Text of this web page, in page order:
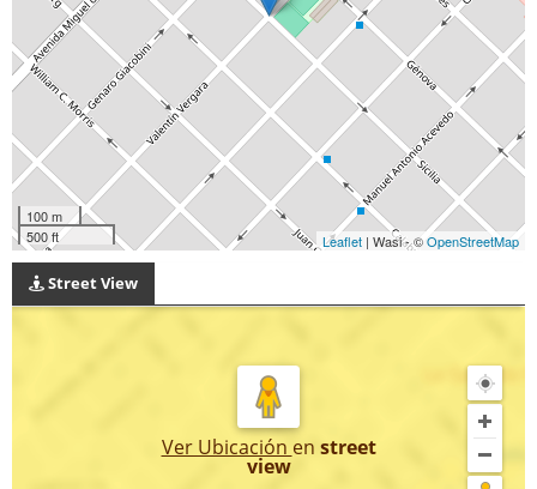
100 m
500 ft
Leaflet | Wasi - ©OpenStreetMap
Street View
Ver Ubicación en street
view